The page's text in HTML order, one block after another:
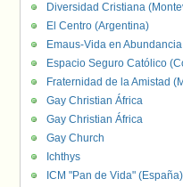
Diversidad Cristiana
El Centro (Argentina)
Emaus-Vida en Abundancia
Espacio Seguro Católico
Fraternidad de la Amistad
Gay Christian África
Gay Christian África
Gay Church
Ichthys
ICM "Pan de Vida" (España)